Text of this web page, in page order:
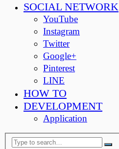
SOCIAL NETWORK
YouTube
Instagram
Twitter
Google+
Pinterest
LINE
HOW TO
DEVELOPMENT
Application